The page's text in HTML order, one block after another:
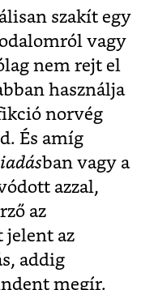
szakít egy
vagy
nem rejt el
használja
norvég
És amíg
ban vagy a
azzal,
az
jelent az
addig
megír.